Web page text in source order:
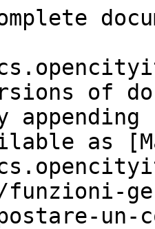
of
as
funzioni-
un-